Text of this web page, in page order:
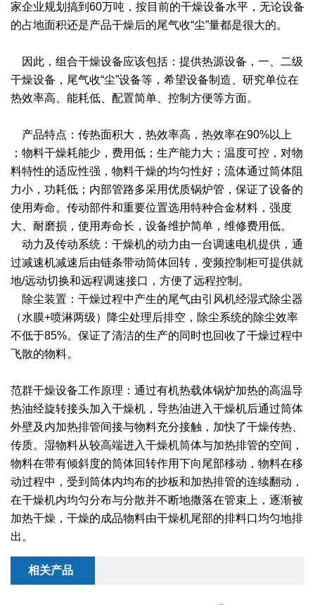
烘箱干燥系列
管束干燥系列
干燥配套装置
家企业规划搞到60万吨，按目前的干燥设备水平，无论设备
的占地面积还是产品干燥后的尾气收“尘”量都是很大的。
因此，组合干燥设备应该包括：提供热源设备，一、二级
干燥设备，尾气收“尘”设备等，希望设备制造、研究单位在
热效率高、能耗低、配置简单、控制方便等方面。
产品特点：传热面积大，热效率高，热效率在90%以上
；物料干燥耗能少，费用低；生产能力大；温度可控，对物
料特性的适应性强，物料干燥的均匀性好；流体通过筒体阻
力小，功耗低；内部管路多采用优质锅炉管，保证了设备的
使用寿命。传动部件和重要位置选用特种合金材料，强度
大、耐磨损，使用寿命长，设备维护简单，维修费用低。
动力及传动系统：干燥机的动力由一台调速电机提供，通
过减速机减速后由链条带动筒体回转，变频控制柜可提供就
地/远动切换和远程调速接口，方便了远程控制。
除尘装置：干燥过程中产生的尾气由引风机经湿式除尘器
（水膜+喷淋两级）降尘处理后排空，除尘系统的除尘效率
不低于85%。保证了清洁的生产的同时也回收了干燥过程中
飞散的物料。
范群干燥设备工作原理：通过有机热载体锅炉加热的高温导
热油经旋转接头加入干燥机，导热油进入干燥机后通过筒体
外壁及内加热排管间接与物料充分接触，加快了干燥传热、
传质。湿物料从较高端进入干燥机筒体与加热排管的空间，
物料在带有倾斜度的筒体回转作用下向尾部移动，物料在移
动过程中，受到筒体内均布的抄板和加热排管的连续翻动，
在干燥机内均匀分布与分散并不断地撒落在管束上，逐渐被
加热干燥，干燥的成品物料由干燥机尾部的排料口均匀地排
出。
相关产品